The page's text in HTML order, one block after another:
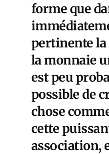
forme que
pertinente la
la monnaie
est peu
possible de
chose
cette
association,